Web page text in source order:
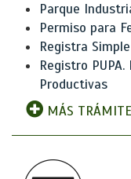
Parque
Permiso para
Registra Simple
Registro
Productivas
MÁS